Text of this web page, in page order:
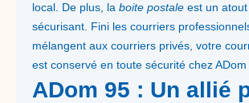
local. De plus, la boite postale est un
sécurisant. Fini les courriers
mélangent aux courriers privés, votre
est conservé en toute sécurité chez ADom
ADom 95 : Un allié